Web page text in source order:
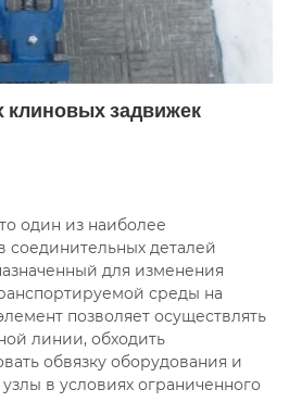
клиновых задвижек
один из наиболее
соединительных деталей
для изменения
среды на
позволяет осуществлять
линии, обходить
обвязку оборудования и
в условиях ограниченного